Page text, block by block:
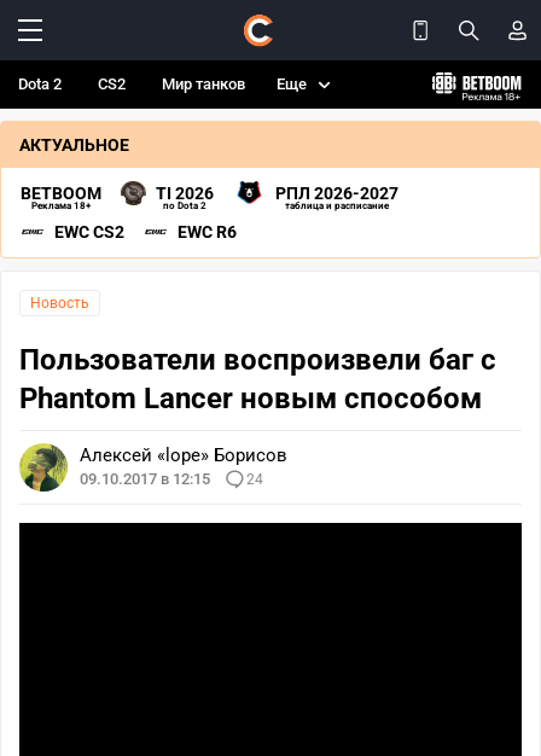
Dota 2 CS2 Мир танков Еще
АКТУАЛЬНОЕ
BETBOOM
Реклама 18+
TI 2026
по Dota 2
РПЛ 2026-2027
таблица и расписание
EWC CS2 EWC R6
Новость
Пользователи воспроизвели баг с
Phantom Lancer новым способом
Алексей «lope» Борисов
09.10.2017 в 12:15 24